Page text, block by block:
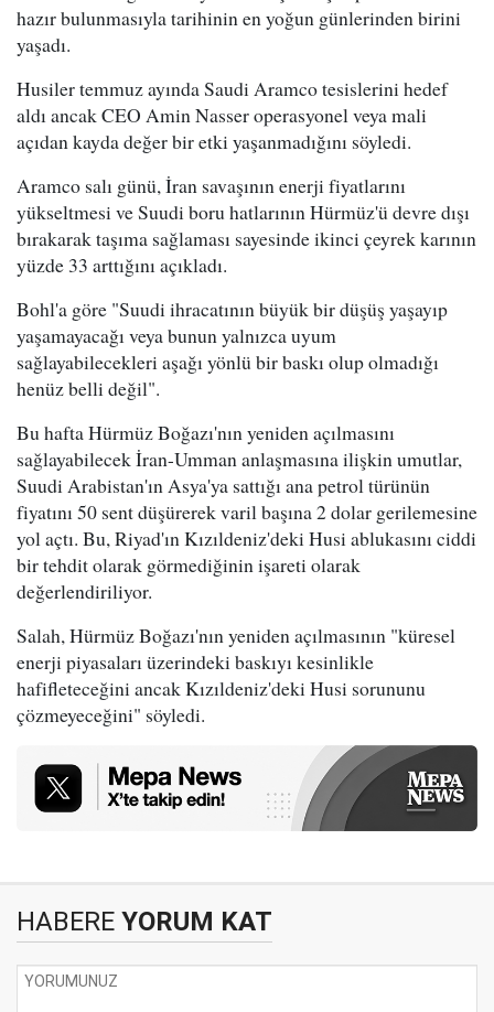
hazır bulunmasıyla tarihinin en yoğun günlerinden birini
yaşadı.
Husiler temmuz ayında Saudi Aramco tesislerini hedef
aldı ancak CEO Amin Nasser operasyonel veya mali
açıdan kayda değer bir etki yaşanmadığını söyledi.
Aramco salı günü, İran savaşının enerji fiyatlarını
yükseltmesi ve Suudi boru hatlarının Hürmüz'ü devre dışı
bırakarak taşıma sağlaması sayesinde ikinci çeyrek karının
yüzde 33 arttığını açıkladı.
Bohl'a göre "Suudi ihracatının büyük bir düşüş yaşayıp
yaşamayacağı veya bunun yalnızca uyum
sağlayabilecekleri aşağı yönlü bir baskı olup olmadığı
henüz belli değil".
Bu hafta Hürmüz Boğazı'nın yeniden açılmasını
sağlayabilecek İran-Umman anlaşmasına ilişkin umutlar,
Suudi Arabistan'ın Asya'ya sattığı ana petrol türünün
fiyatını 50 sent düşürerek varil başına 2 dolar gerilemesine
yol açtı. Bu, Riyad'ın Kızıldeniz'deki Husi ablukasını ciddi
bir tehdit olarak görmediğinin işareti olarak
değerlendiriliyor.
Salah, Hürmüz Boğazı'nın yeniden açılmasının "küresel
enerji piyasaları üzerindeki baskıyı kesinlikle
hafifleteceğini ancak Kızıldeniz'deki Husi sorununu
çözmeyeceğini" söyledi.
HABERE YORUM KAT